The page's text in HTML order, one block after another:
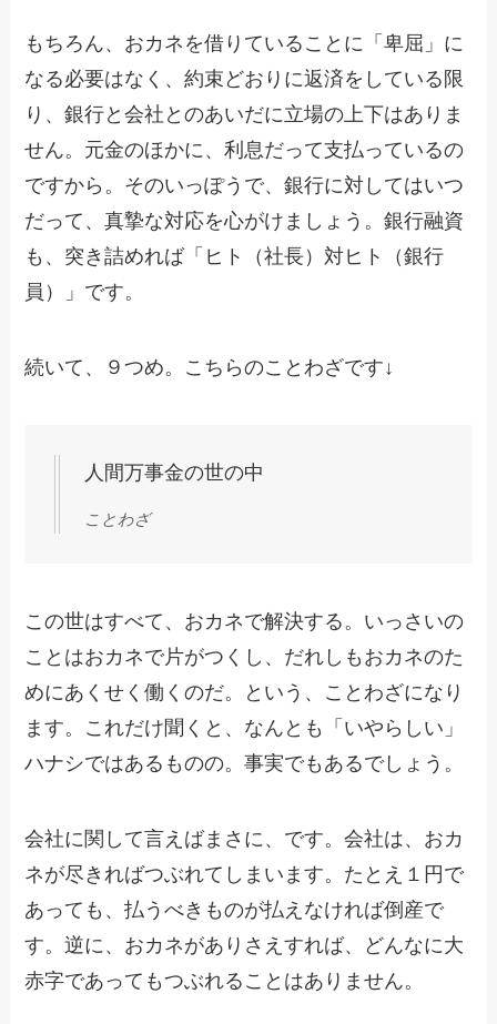
もちろん、おカネを借りていることに「卑屈」に
なる必要はなく、約束どおりに返済をしている限
り、銀行と会社とのあいだに立場の上下はありま
せん。元金のほかに、利息だって支払っているの
ですから。そのいっぽうで、銀行に対してはいつ
だって、真摯な対応を心がけましょう。銀行融資
も、突き詰めれば「ヒト（社長）対ヒト（銀行
員）」です。
続いて、９つめ。こちらのことわざです↓
人間万事金の世の中
ことわざ
この世はすべて、おカネで解決する。いっさいの
ことはおカネで片がつくし、だれしもおカネのた
めにあくせく働くのだ。という、ことわざになり
ます。これだけ聞くと、なんとも「いやらしい」
ハナシではあるものの。事実でもあるでしょう。
会社に関して言えばまさに、です。会社は、おカ
ネが尽きればつぶれてしまいます。たとえ１円で
あっても、払うべきものが払えなければ倒産で
す。逆に、おカネがありさえすれば、どんなに大
赤字であってもつぶれることはありません。